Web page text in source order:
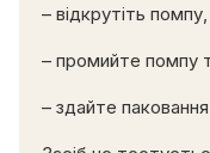
– відкрутіть помпу,
– промийте помпу
– здайте